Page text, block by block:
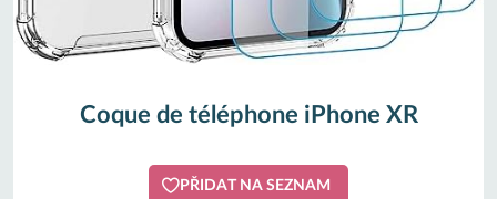
Coque de téléphone iPhone XR
PŘIDAT NA SEZNAM